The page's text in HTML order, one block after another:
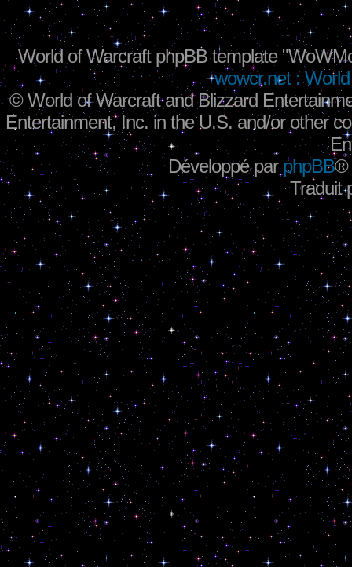
World of Warcraft phpBB template
wowcr.net :
©World of Warcraft and Blizzard
Entertainment, Inc. in the U.S. and/or other
Développé parphpBB®
Traduit